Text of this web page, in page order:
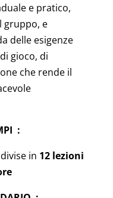
e pratico,
gruppo, e
delle esigenze
gioco, di
che rende il
:
divise in 12 lezioni